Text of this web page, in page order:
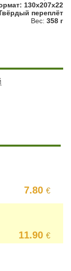
130x207x22
переплёт
Вес: 358 г
7.80€
11.90€